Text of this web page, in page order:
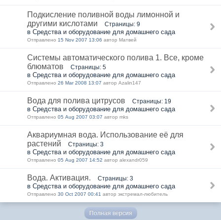
Подкисление поливной воды лимонной и
другими кислотами
Страницы: 9
в Средства и оборудование для домашнего сада
Отправлено 15 Nov 2007 13:06 автор Матвей
Системы автоматического полива 1. Все, кроме
блюматов
Страницы: 5
в Средства и оборудование для домашнего сада
Отправлено 26 Mar 2008 13:07 автор Azalin147
Вода для полива цитрусов Страницы: 19
в Средства и оборудование для домашнего сада
Отправлено 05 Aug 2007 03:07 автор mks
Аквариумная вода. Использование её для
растений
Страницы: 3
в Средства и оборудование для домашнего сада
Отправлено 05 Aug 2007 14:52 автор alexandr059
Вода. Активация. Страницы: 3
в Средства и оборудование для домашнего сада
Отправлено 30 Oct 2007 00:41 автор экстремал-любитель
Полная версия